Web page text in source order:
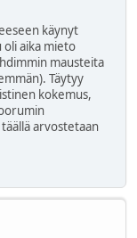
käynyt
oli aika mieto
mausteita
Täytyy
kokemus,
arvostetaan